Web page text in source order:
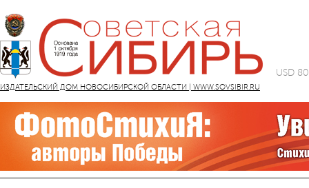
ИЗДАТЕЛЬСКИЙ ДОМ НОВОСИБИРСКОЙ ОБЛАСТИ | WWW.SOVSIBIR.RU
USD